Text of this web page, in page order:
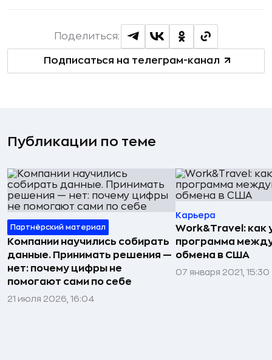
Подписаться на телеграм-канал
Поделиться:
Публикации по теме
Партнёрский материал
Компании научились собирать
данные. Принимать решения —
нет: почему цифры не
помогают сами по себе
21 июля 2026, 16:04
Карьера
Work&Travel: как
программа
обмена в США
07 января 2021, 15:30